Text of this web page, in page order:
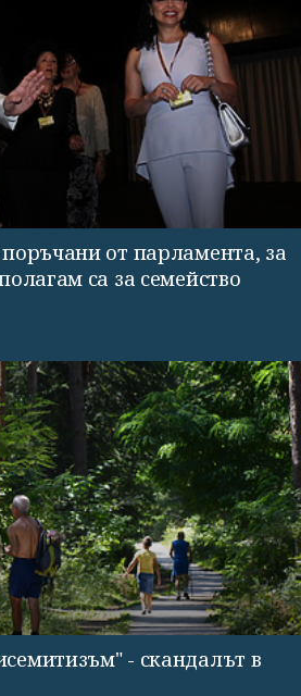
от парламента, за
са за семейство
- скандалът в